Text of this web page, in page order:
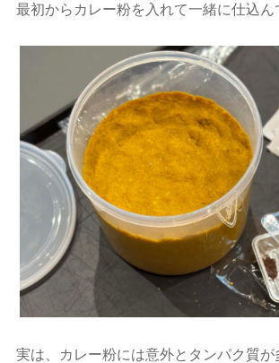
最初からカレー粉を入れて一緒に仕込ん
実は、カレー粉には意外とタンパク質が